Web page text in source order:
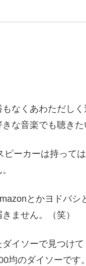
なくあわただし
な音楽でも聴き
ピーカーは持って
とかヨドバ
ません。（笑）
イソーで見つけて
均のダイソーです。